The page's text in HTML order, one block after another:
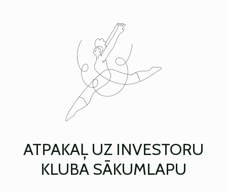
ATPAKAĻ UZ INVESTORU
KLUBA SĀKUMLAPU